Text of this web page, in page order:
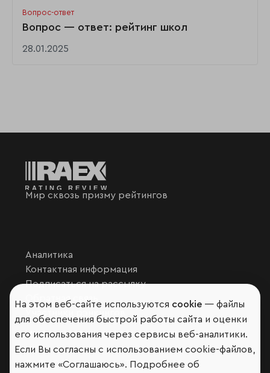
Вопрос-ответ
Вопрос — ответ: рейтинг школ
28.01.2025
Мир сквозь призму рейтингов
Аналитика
Контактная информация
Подписаться на рассылку
Обратная связь
Участники рэнкингов
Мы в социальных сетях и мессенджерах
VK
RAEX Образование –Telegram,Max
На этом веб-сайте используются cookie — файлы
для обеспечения быстрой работы сайта и оценки
его использования через сервисы веб-аналитики.
Если Вы согласны с использованием cookie-файлов,
нажмите «Соглашаюсь». Подробнее об